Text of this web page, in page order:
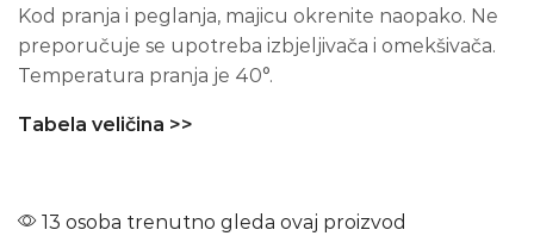
Kod pranja i peglanja, majicu okrenite naopako. Ne
preporučuje se upotreba izbjeljivača i omekšivača.
Temperatura pranja je 40°.
Tabela veličina >>
13 osoba trenutno gleda ovaj proizvod